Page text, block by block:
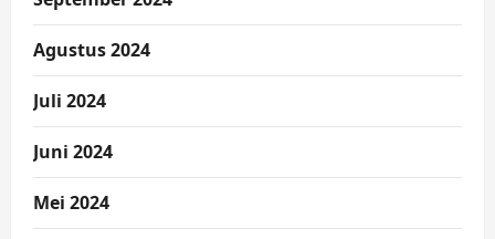
Agustus 2024
Juli 2024
Juni 2024
Mei 2024